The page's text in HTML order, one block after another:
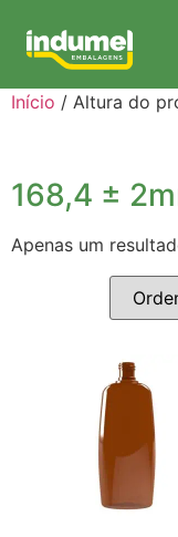
Início / Altura do
168,4 ±
Apenas um